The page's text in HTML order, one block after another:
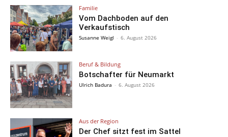
Familie
Vom Dachboden auf den
Verkaufstisch
Susanne Weigl - 6. August 2026
Beruf & Bildung
Botschafter für Neumarkt
Ulrich Badura - 6. August 2026
Aus der Region
Der Chef sitzt fest im Sattel